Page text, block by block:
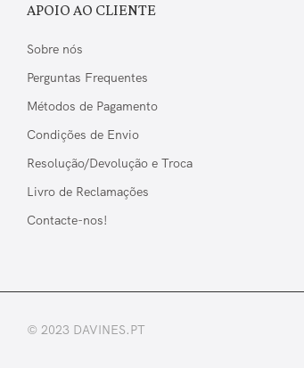
APOIO AO CLIENTE
Sobre nós
Perguntas Frequentes
Métodos de Pagamento
Condições de Envio
Resolução/Devolução e Troca
Livro de Reclamações
Contacte-nos!
© 2023 DAVINES.PT